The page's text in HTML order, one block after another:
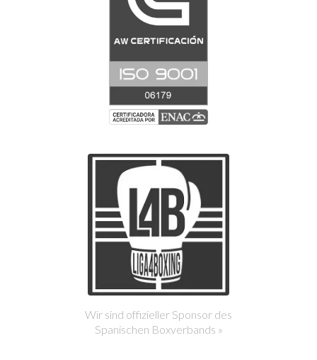
Wir sind offizieller Sponsor des
Spanischen Boxverbands »